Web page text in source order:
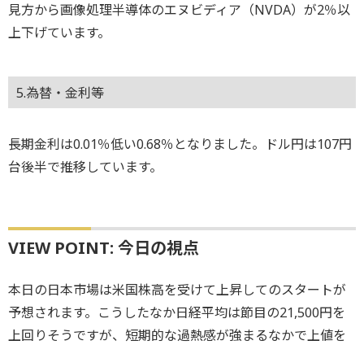
見方から画像処理半導体のエヌビディア（NVDA）が2％以
上下げています。
5.為替・金利等
長期金利は0.01％低い0.68％となりました。ドル円は107円
台後半で推移しています。
VIEW POINT: 今日の視点
本日の日本市場は米国株高を受けて上昇してのスタートが
予想されます。こうしたなか日経平均は節目の21,500円を
上回りそうですが、短期的な過熱感が強まるなかで上値を